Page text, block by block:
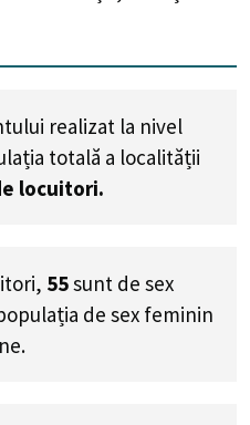
realizat la nivel
totală a localității
locuitori.
55sunt de sex
de sex feminin